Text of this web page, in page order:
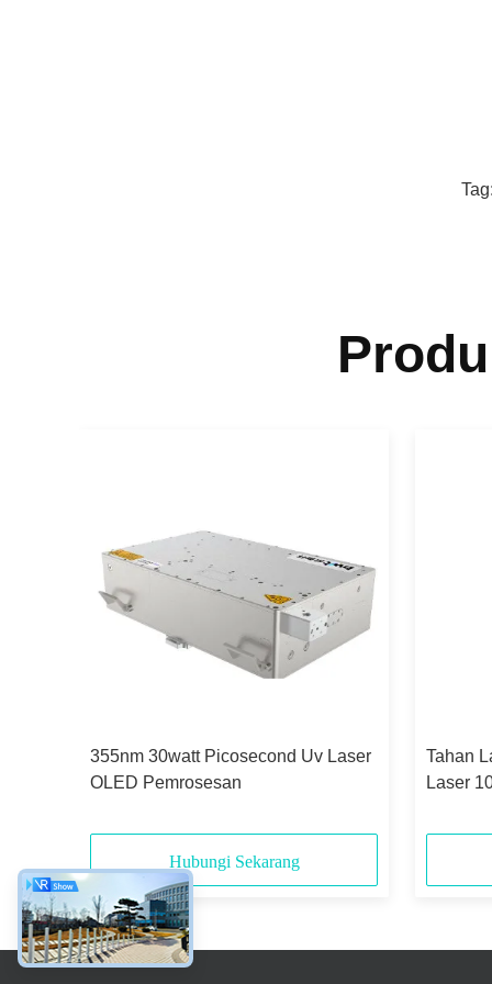
355nm 30watt Picosecond Uv Laser
OLED Pemrosesan
Hubungi Sekarang
Tahan
Laser